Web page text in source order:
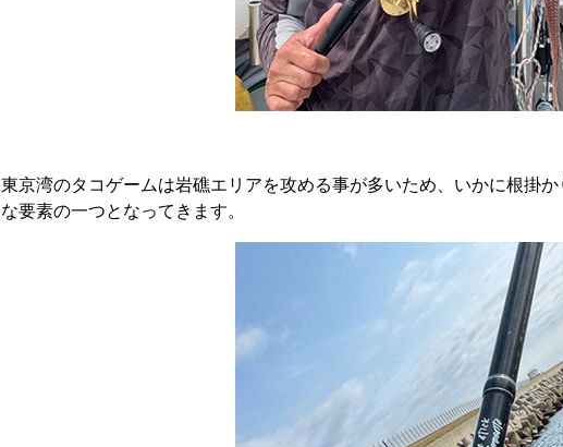
東京湾のタコゲームは岩礁エリアを攻める事が多いため、いかに根掛
な要素の一つとなってきます。